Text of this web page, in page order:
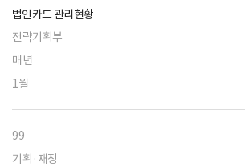
법인카드 관리현황
전략기획부
매년
1월
99
기획·재정